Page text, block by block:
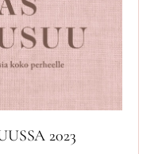
2023